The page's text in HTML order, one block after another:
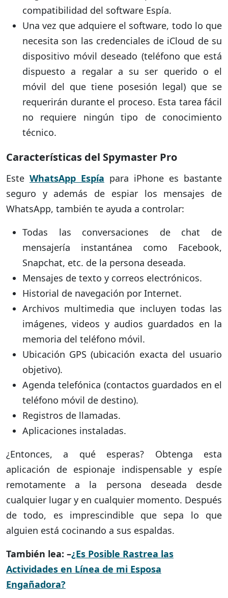
compatibilidad del software Espía.
Una vez que adquiere el software, todo lo que
necesita son las credenciales de iCloud de su
dispositivo móvil deseado (teléfono que está
dispuesto a regalar a su ser querido o el
móvil del que tiene posesión legal) que se
requerirán durante el proceso. Esta tarea fácil
no requiere ningún tipo de conocimiento
técnico.
Características del Spymaster Pro
Este WhatsApp Espía para iPhone es bastante
seguro y además de espiar los mensajes de
WhatsApp, también te ayuda a controlar:
Todas las conversaciones de chat de
mensajería instantánea como Facebook,
Snapchat, etc. de la persona deseada.
Mensajes de texto y correos electrónicos.
Historial de navegación por Internet.
Archivos multimedia que incluyen todas las
imágenes, videos y audios guardados en la
memoria del teléfono móvil.
Ubicación GPS (ubicación exacta del usuario
objetivo).
Agenda telefónica (contactos guardados en el
teléfono móvil de destino).
Registros de llamadas.
Aplicaciones instaladas.
¿Entonces, a qué esperas? Obtenga esta
aplicación de espionaje indispensable y espíe
remotamente a la persona deseada desde
cualquier lugar y en cualquier momento. Después
de todo, es imprescindible que sepa lo que
alguien está cocinando a sus espaldas.
También lea: –¿Es Posible Rastrea las
Actividades en Línea de mi Esposa
Engañadora?